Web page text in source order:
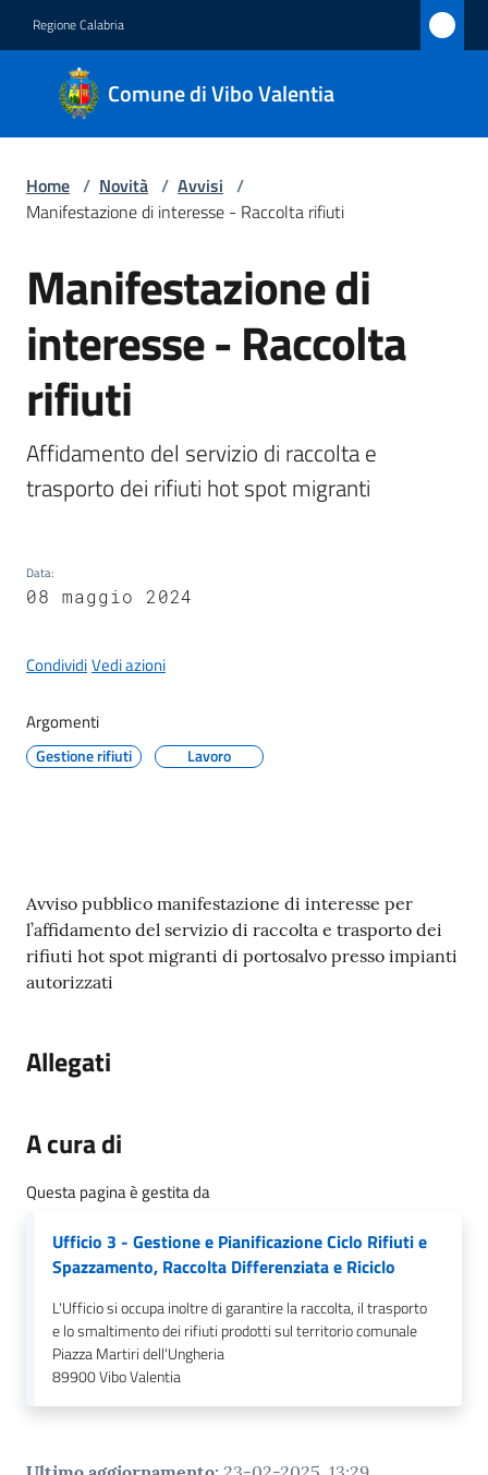
Regione Calabria
Comune di Vibo Valentia
Comune
di Vibo
Valentia
Novità
Servizi
Vivere
Vibo
Valentia
A
b
o
r
e
o
Tutti
gli
su
Home / Novità / Avvisi /
Manifestazione di interesse - Raccolta rifiuti
Salta al contenuto
Manifestazione di
interesse - Raccolta
rifiuti
Affidamento del servizio di raccolta e
trasporto dei rifiuti hot spot migranti
Data:
08 maggio 2024
CondividiVedi azioni
Argomenti
Gestione rifiuti Lavoro
Contenuto
Avviso pubblico manifestazione di interesse per
l’affidamento del servizio di raccolta e trasporto dei
rifiuti hot spot migranti di portosalvo presso impianti
autorizzati
Allegati
A cura di
Questa pagina è gestita da
Ufficio 3 - Gestione e Pianificazione Ciclo Rifiuti e
Spazzamento, Raccolta Differenziata e Riciclo
L'Ufficio si occupa inoltre di garantire la raccolta, il trasporto
e lo smaltimento dei rifiuti prodotti sul territorio comunale
Piazza Martiri dell'Ungheria
89900Vibo Valentia